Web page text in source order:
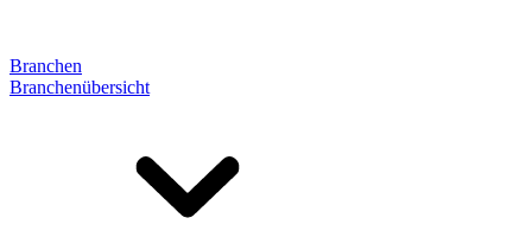
Branchen
Branchenübersicht